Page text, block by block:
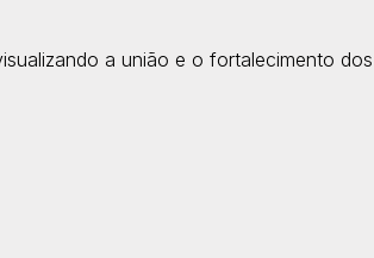
a união e o fortalecimento